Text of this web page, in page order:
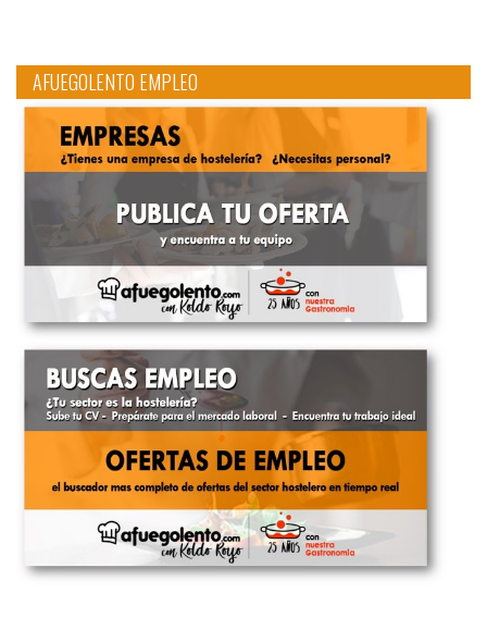
AFUEGOLENTO EMPLEO